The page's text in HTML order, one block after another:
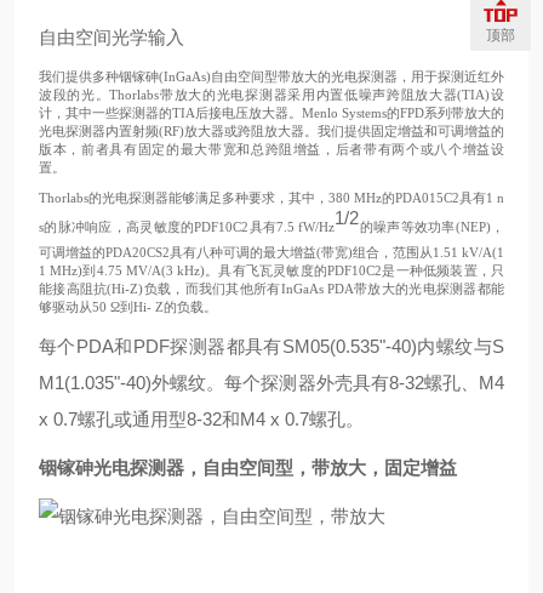
自由空间光学输入
我们提供多种铟镓砷(InGaAs)自由空间型带放大的光电探测器，用于探测近红外
波段的光。Thorlabs带放大的光电探测器采用内置低噪声跨阻放大器(TIA)设
计，其中一些探测器的TIA后接电压放大器。Menlo Systems的FPD系列带放大的
光电探测器内置射频(RF)放大器或跨阻放大器。我们提供固定增益和可调增益的
版本，前者具有固定的最大带宽和总跨阻增益，后者带有两个或八个增益设
置。
Thorlabs的光电探测器能够满足多种要求，其中，380 MHz的PDA015C2具有1 n
s的脉冲响应，高灵敏度的PDF10C2具有7.5 fW/Hz1/2的噪声等效功率(NEP)，
可调增益的PDA20CS2具有八种可调的最大增益(带宽)组合，范围从1.51 kV/A(1
1 MHz)到4.75 MV/A(3 kHz)。具有飞瓦灵敏度的PDF10C2是一种低频装置，只
能接高阻抗(Hi-Z)负载，而我们其他所有InGaAs PDA带放大的光电探测器都能
够驱动从50 Ω到Hi- Z的负载。
每个PDA和PDF探测器都具有SM05(0.535"-40)内螺纹与S
M1(1.035"-40)外螺纹。每个探测器外壳具有8-32螺孔、M4
x 0.7螺孔或通用型8-32和M4 x 0.7螺孔。
铟镓砷光电探测器，自由空间型，带放大 ，固定增益
顶部